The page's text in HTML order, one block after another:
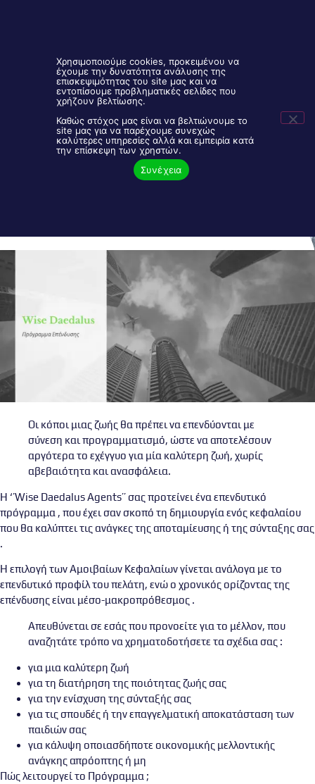
Είσοδος Συνεργατών 2106843888
ΕΠΕΝΔΥΤΙΚΑ ΠΡΟΓΡΑΜΜΑΤΑ
Oι κόποι μιας ζωής θα πρέπει να επενδύονται με
σύνεση και προγραμματισμό, ώστε να αποτελέσουν
αργότερα το εχέγγυο για μία καλύτερη ζωή, χωρίς
αβεβαιότητα και ανασφάλεια.
Η ‘’Wise Daedalus Agents’’ σας προτείνει ένα επενδυτικό
πρόγραμμα , που έχει σαν σκοπό τη δημιουργία ενός κεφαλαίου
που θα καλύπτει τις ανάγκες της αποταμίευσης ή της σύνταξης σας
.
Η επιλογή των Αμοιβαίων Κεφαλαίων γίνεται ανάλογα με το
επενδυτικό προφίλ του πελάτη, ενώ ο χρονικός ορίζοντας της
επένδυσης είναι μέσο-μακροπρόθεσμος .
Απευθύνεται σε εσάς που προνοείτε για το μέλλον, που
αναζητάτε τρόπο να χρηματοδοτήσετε τα σχέδια σας :
για μια καλύτερη ζωή
για τη διατήρηση της ποιότητας ζωής σας
για την ενίσχυση της σύνταξής σας
για τις σπουδές ή την επαγγελματική αποκατάσταση των
παιδιών σας
για κάλυψη οποιασδήποτε οικονομικής μελλοντικής
ανάγκης απρόοπτης ή μη
Πώς λειτουργεί το Πρόγραμμα ;
Χρησιμοποιούμε cookies, προκειμένου να
έχουμε την δυνατότητα ανάλυσης της
επισκεψιμότητας του site μας και να
εντοπίσουμε προβληματικές σελίδες που
χρήζουν βελτίωσης.
Καθώς στόχος μας είναι να βελτιώνουμε το
site μας για να παρέχουμε συνεχώς
καλύτερες υπηρεσίες αλλά και εμπειρία κατά
την επίσκεψη των χρηστών.
Συνέχεια